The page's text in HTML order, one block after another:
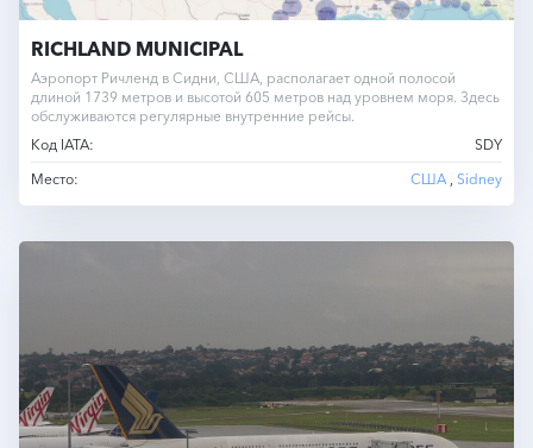
RICHLAND MUNICIPAL
Аэропорт Ричленд в Сидни, США, располагает одной полосой
длиной 1739 метров и высотой 605 метров над уровнем моря. Здесь
обслуживаются регулярные внутренние рейсы.
Код IATA:
SDY
Место:
США Sidney